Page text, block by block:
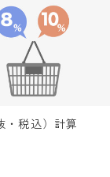
・税込）計算